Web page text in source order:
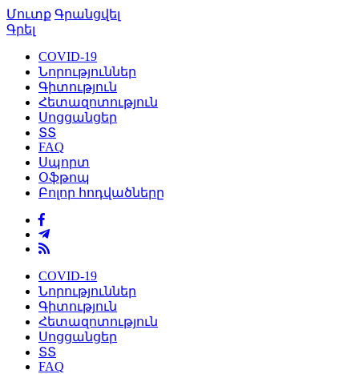
Մուտք Գրանցվել
Գրել
COVID-19
Նորություններ
Գիտություն
Հետազոտություն
Սոցցանցեր
ՏՏ
FAQ
Սպորտ
Օֆթոպ
Բոլոր հոդվածները
COVID-19
Նորություններ
Գիտություն
Հետազոտություն
Սոցցանցեր
ՏՏ
FAQ